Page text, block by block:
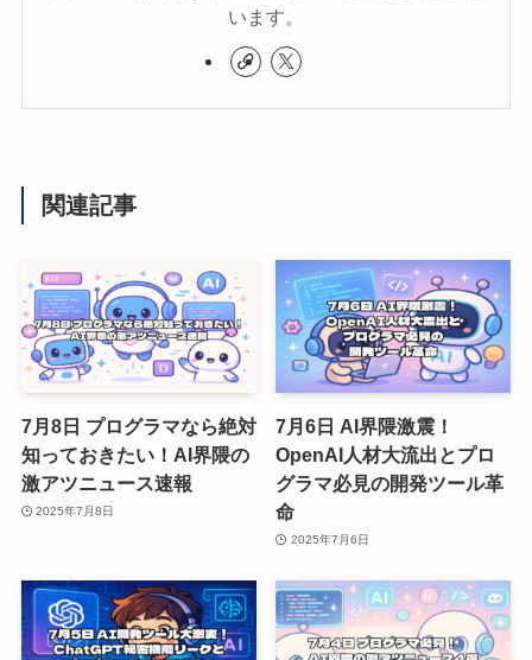
います。
関連記事
7月8日 プログラマなら絶対
知っておきたい！AI界隈の
激アツニュース速報
2025年7月8日
7月6日 AI界隈激震！
OpenAI人材大流出とプロ
グラマ必見の開発ツール革
命
2025年7月6日